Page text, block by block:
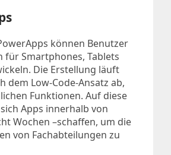
können Benutzer
für Smartphones, Tablets
Die Erstellung läuft
dem Low-Code-Ansatz ab,
Funktionen. Auf diese
Apps innerhalb von
Wochen –schaffen, um die
von Fachabteilungen zu